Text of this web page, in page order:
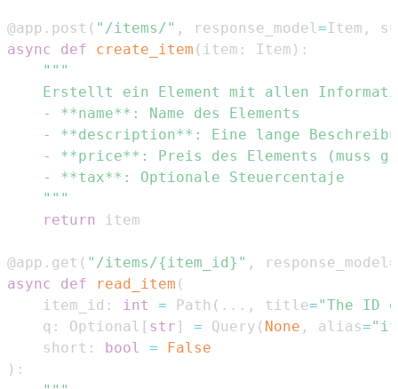
@app . post ( "/items/" , response_model=Item ,
async
def create_item ( item : Item ) :
    """
return
@app . get ( "/items/{item_id}" , response_model=
async
def read_item (
    item_id
: int = Path ( . . . , title="The ID
    q
: Optional [ str ] = Query ( None , alias=
    short
: bool =
False
) :